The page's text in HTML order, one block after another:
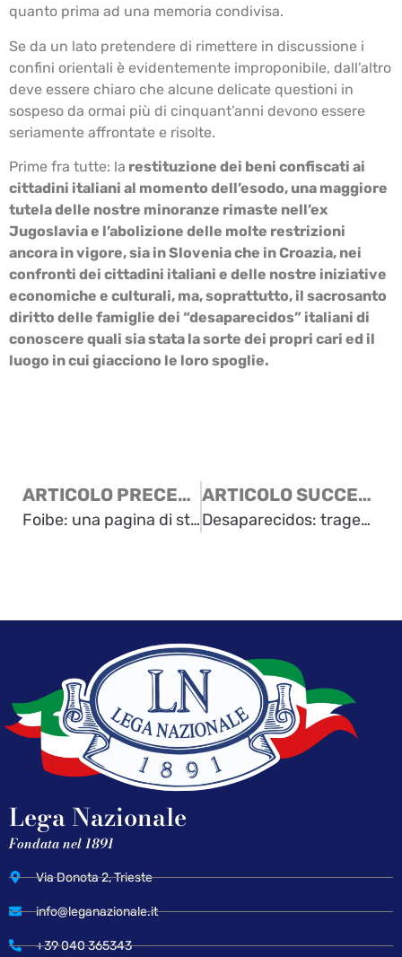
quanto prima ad una memoria condivisa.
Se da un lato pretendere di rimettere in discussione i
confini orientali è evidentemente improponibile, dall’altro
deve essere chiaro che alcune delicate questioni in
sospeso da ormai più di cinquant’anni devono essere
seriamente affrontate e risolte.
Prime fra tutte: la restituzione dei beni confiscati ai
cittadini italiani al momento dell’esodo, una maggiore
tutela delle nostre minoranze rimaste nell’ex
Jugoslavia e l’abolizione delle molte restrizioni
ancora in vigore, sia in Slovenia che in Croazia, nei
confronti dei cittadini italiani e delle nostre iniziative
economiche e culturali, ma, soprattutto, il sacrosanto
diritto delle famiglie dei “desaparecidos” italiani di
conoscere quali sia stata la sorte dei propri cari ed il
luogo in cui giacciono le loro spoglie.
ARTICOLO PRECEDENTE
Foibe: una pagina di storia nazionale saggio di Giannantonio Paladini
ARTICOLO SUCCESSIVO
Desaparecidos: tragedia e oblio di stampo comunista
Lega Nazionale
Fondata nel 1891
Via Donota 2, Trieste
info@leganazionale.it
+39 040 365343